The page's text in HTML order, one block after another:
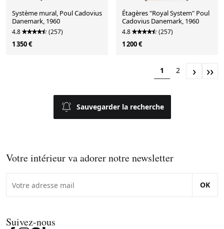
Système mural, Poul Cadovius
Danemark, 1960
4.8 (257)
1 350 €
Étagères "Royal System" Poul
Cadovius Danemark, 1960
4.8 (257)
1 200 €
1 2 › ››
Sauvegarder la recherche
Votre intérieur va adorer notre newsletter
OK
Suivez-nous